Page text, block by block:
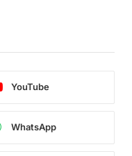
YouTube
WhatsApp